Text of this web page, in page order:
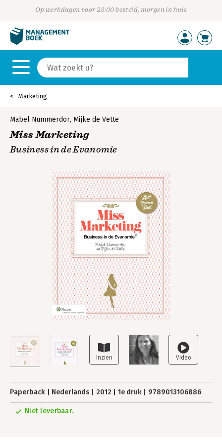
Op werkdagen voor 23:00 besteld, morgen in huis
Marketing
Mabel Nummerdor, Mijke de Vette
Miss Marketing
Business in de Evanomie
Paperback Nederlands 2012 1e druk 9789013106886
Niet leverbaar.